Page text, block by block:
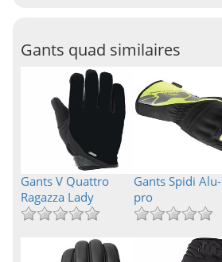
Gants quad similaires
Gants V Quattro
Ragazza Lady
Gants Spidi Alu-
pro